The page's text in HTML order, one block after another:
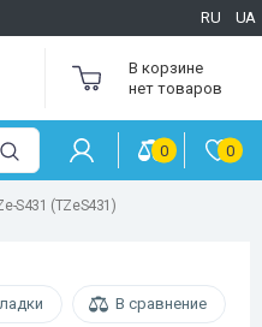
RU UA
В корзине
нет товаров
0 0
S431 (TZeS431)
В сравнение